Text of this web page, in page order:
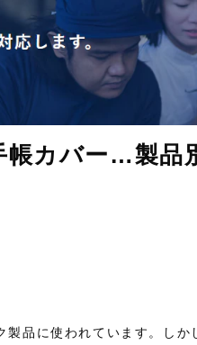
帳カバー…製品
品に使われています。しか